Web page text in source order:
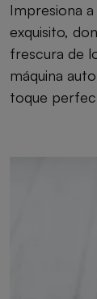
Impresiona
exquisito,
frescura de
máquina
toque